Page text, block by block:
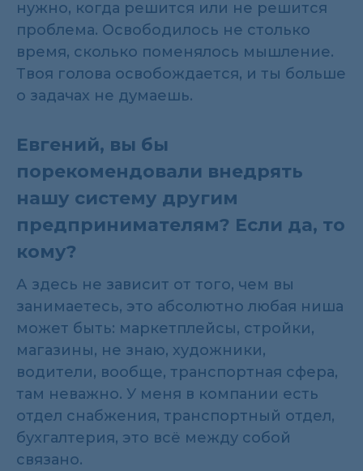
нужно, когда решится или не решится
проблема. Освободилось не столько
время, сколько поменялось мышление.
Твоя голова освобождается, и ты больше
о задачах не думаешь.
Евгений, вы бы
порекомендовали внедрять
нашу систему другим
предпринимателям? Если да, то
кому?
А здесь не зависит от того, чем вы
занимаетесь, это абсолютно любая ниша
может быть: маркетплейсы, стройки,
магазины, не знаю, художники,
водители, вообще, транспортная сфера,
там неважно. У меня в компании есть
отдел снабжения, транспортный отдел,
бухгалтерия, это всё между собой
связано.